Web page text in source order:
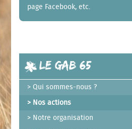
page Facebook, etc.
Le GAB 65
Qui sommes-nous ?
Nos actions
Notre organisation